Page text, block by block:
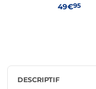
49€95
DESCRIPTIF